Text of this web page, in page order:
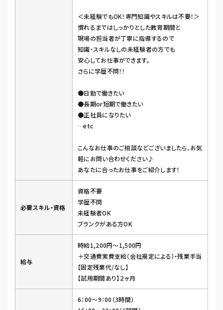
＜未経験でもOK！専門知識やスキルは不要！＞
慣れるまではしっかりとした教育期間と
現場の担当者が丁寧に指導するので
知識・スキルなしの未経験者の方でも
安心してお仕事ができます。
さらに学歴不問！！
●日勤で働きたい
●長期or短期で働きたい
●正社員になりたい
…etc
こんなお仕事のご相談などございましたら、お気
軽にお問い合わせください♪
あなたに合ったお仕事をご紹介します！
必要スキル・資格
資格不要
学歴不問
未経験者OK
ブランクがある方OK
給与
時給1,200円～1,500円
＋交通費実費支給（会社規定による）・残業手当
【固定残業代/なし】
【試用期間あり】２ヶ月
6：00～9：00（3時間）